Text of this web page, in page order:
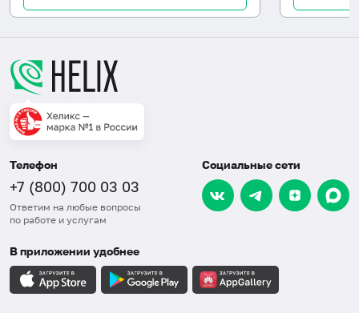
Телефон
+7 (800) 700 03 03
Ответим на любые вопросы
по работе и услугам
Социальные сети
В приложении удобнее